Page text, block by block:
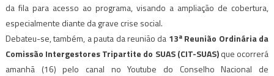
da fila para acesso ao programa, visando a ampliação de cobertura,
especialmente diante da grave crise social.
Debateu-se, também, a pauta da reunião da 13ª Reunião Ordinária da
Comissão Intergestores Tripartite do SUAS (CIT-SUAS)que ocorrerá
amanhã (16) pelo canal no Youtube do Conselho Nacional de